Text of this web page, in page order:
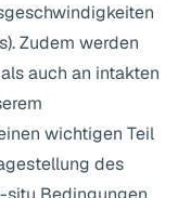
Zudem werden
auch an intakten
wichtigen Teil
des